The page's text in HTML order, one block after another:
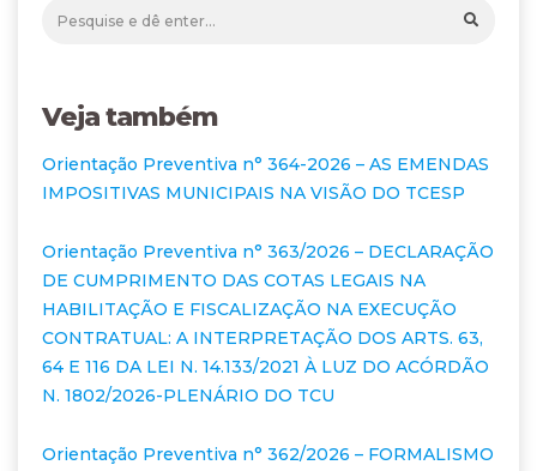
Veja também
Orientação Preventiva n° 364-2026 – AS EMENDAS
IMPOSITIVAS MUNICIPAIS NA VISÃO DO TCESP
Orientação Preventiva n° 363/2026 – DECLARAÇÃO
DE CUMPRIMENTO DAS COTAS LEGAIS NA
HABILITAÇÃO E FISCALIZAÇÃO NA EXECUÇÃO
CONTRATUAL: A INTERPRETAÇÃO DOS ARTS. 63,
64 E 116 DA LEI N. 14.133/2021 À LUZ DO ACÓRDÃO
N. 1802/2026-PLENÁRIO DO TCU
Orientação Preventiva n° 362/2026 – FORMALISMO